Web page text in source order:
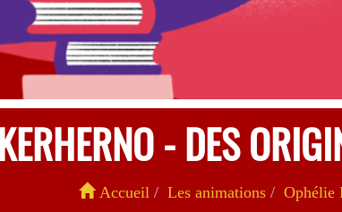
- DES
Accueil Les animations Ophélie